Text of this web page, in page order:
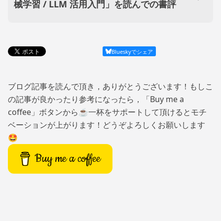
械学習 / LLM 活用入門」を読んでの書評
Blueskyでシェア
ブログ記事を読んで頂き，ありがとうございます！もしこ
の記事が良かったり参考になったら，「Buy me a
coffee」ボタンから☕一杯をサポートして頂けるとモチ
ベーションが上がります！どうぞよろしくお願いします
🤩
Buy me a coffee